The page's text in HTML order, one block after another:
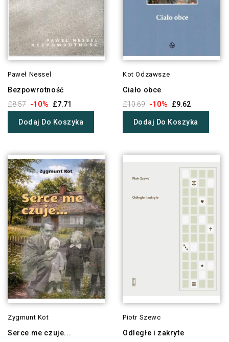
Paweł Nessel
Bezpowrotność
£8.57 -10% £7.71
Dodaj Do Koszyka
Kot Odzawsze
Ciało obce
£10.69 -10% £9.62
Dodaj Do Koszyka
Zygmunt Kot
Serce me czuje...
Piotr Szewc
Odległe i zakryte